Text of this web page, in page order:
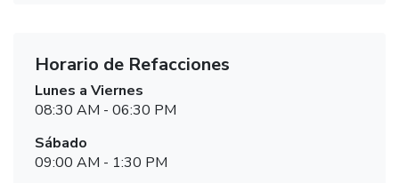
Horario de Refacciones
Lunes a Viernes
08:30 AM - 06:30 PM
Sábado
09:00 AM - 1:30 PM